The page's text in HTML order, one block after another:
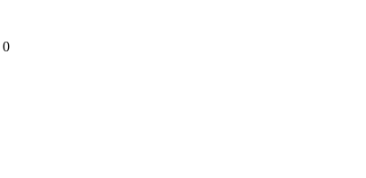
0